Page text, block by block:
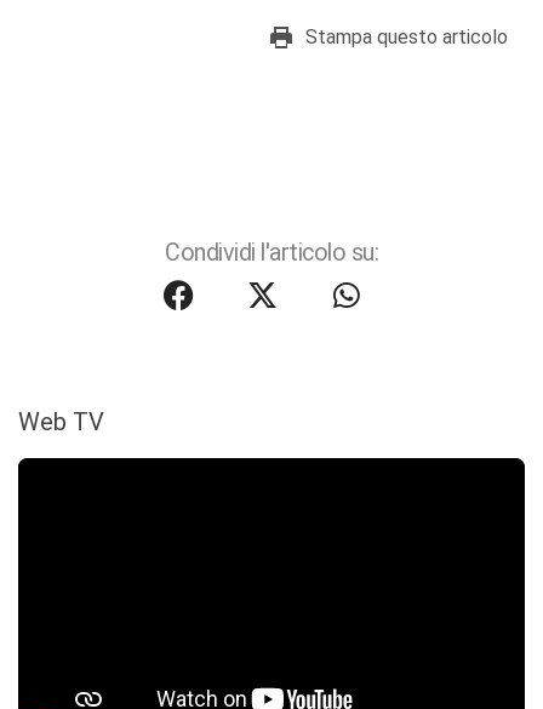
Stampa questo articolo
Condividi l'articolo su:
Web TV